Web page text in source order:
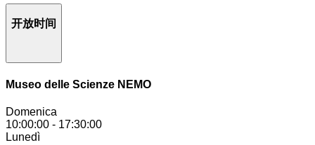
开放时间
Museo delle Scienze NEMO
Domenica
10:00:00 - 17:30:00
Lunedì